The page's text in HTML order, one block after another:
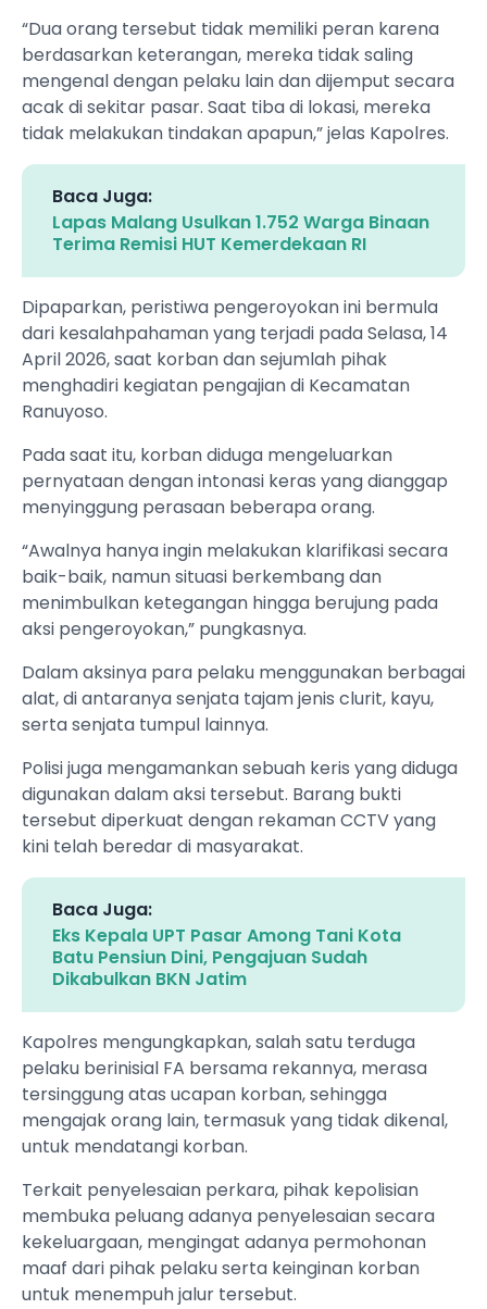
“Dua orang tersebut tidak memiliki peran karena
berdasarkan keterangan, mereka tidak saling
mengenal dengan pelaku lain dan dijemput secara
acak di sekitar pasar. Saat tiba di lokasi, mereka
tidak melakukan tindakan apapun,” jelas Kapolres.
Baca Juga:
Lapas Malang Usulkan 1.752 Warga Binaan
Terima Remisi HUT Kemerdekaan RI
Dipaparkan, peristiwa pengeroyokan ini bermula
dari kesalahpahaman yang terjadi pada Selasa, 14
April 2026, saat korban dan sejumlah pihak
menghadiri kegiatan pengajian di Kecamatan
Ranuyoso.
Pada saat itu, korban diduga mengeluarkan
pernyataan dengan intonasi keras yang dianggap
menyinggung perasaan beberapa orang.
“Awalnya hanya ingin melakukan klarifikasi secara
baik-baik, namun situasi berkembang dan
menimbulkan ketegangan hingga berujung pada
aksi pengeroyokan,” pungkasnya.
Dalam aksinya para pelaku menggunakan berbagai
alat, di antaranya senjata tajam jenis clurit, kayu,
serta senjata tumpul lainnya.
Polisi juga mengamankan sebuah keris yang diduga
digunakan dalam aksi tersebut. Barang bukti
tersebut diperkuat dengan rekaman CCTV yang
kini telah beredar di masyarakat.
Baca Juga:
Eks Kepala UPT Pasar Among Tani Kota
Batu Pensiun Dini, Pengajuan Sudah
Dikabulkan BKN Jatim
Kapolres mengungkapkan, salah satu terduga
pelaku berinisial FA bersama rekannya, merasa
tersinggung atas ucapan korban, sehingga
mengajak orang lain, termasuk yang tidak dikenal,
untuk mendatangi korban.
Terkait penyelesaian perkara, pihak kepolisian
membuka peluang adanya penyelesaian secara
kekeluargaan, mengingat adanya permohonan
maaf dari pihak pelaku serta keinginan korban
untuk menempuh jalur tersebut.